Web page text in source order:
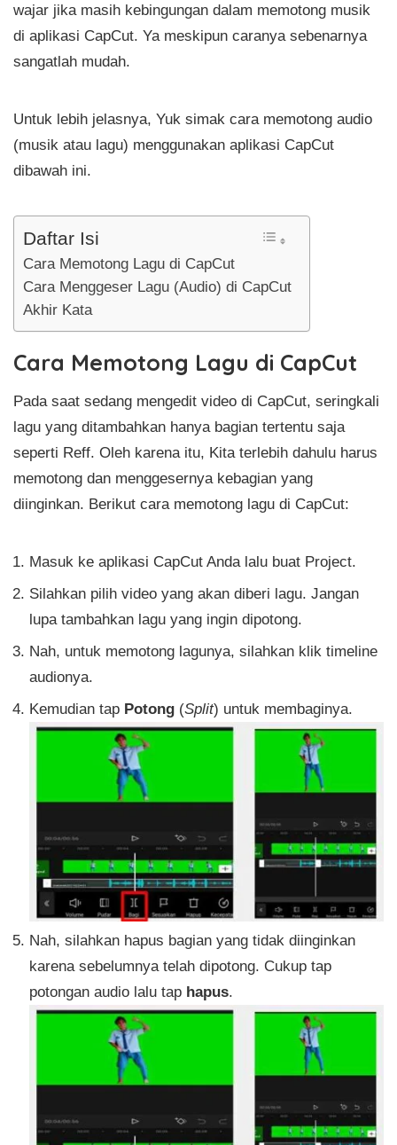
wajar jika masih kebingungan dalam memotong musik
di aplikasi CapCut. Ya meskipun caranya sebenarnya
sangatlah mudah.
Untuk lebih jelasnya, Yuk simak cara memotong audio
(musik atau lagu) menggunakan aplikasi CapCut
dibawah ini.
Daftar Isi
Cara Memotong Lagu di CapCut
Cara Menggeser Lagu (Audio) di CapCut
Akhir Kata
Cara Memotong Lagu di CapCut
Pada saat sedang mengedit video di CapCut, seringkali
lagu yang ditambahkan hanya bagian tertentu saja
seperti Reff. Oleh karena itu, Kita terlebih dahulu harus
memotong dan menggesernya kebagian yang
diinginkan. Berikut cara memotong lagu di CapCut:
Masuk ke aplikasi CapCut Anda lalu buat Project.
Silahkan pilih video yang akan diberi lagu. Jangan
lupa tambahkan lagu yang ingin dipotong.
Nah, untuk memotong lagunya, silahkan klik timeline
audionya.
Kemudian tap Potong (Split) untuk membaginya.
Nah, silahkan hapus bagian yang tidak diinginkan
karena sebelumnya telah dipotong. Cukup tap
potongan audio lalu tap hapus.